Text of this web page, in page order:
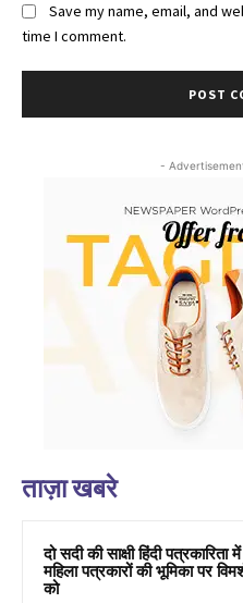
Save my name, email, and
time I comment.
-
ताज़ा खबरे
दो सदी की साक्षी हिंदी पत्रकारिता में
महिला पत्रकारों की भूमिका पर
को